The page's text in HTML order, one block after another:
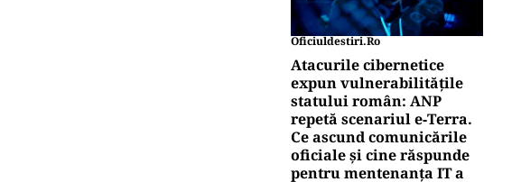
Oficiuldestiri.ro
Atacurile cibernetice
expun vulnerabilitățile
statului român: ANP
repetă scenariul e‑Terra.
Ce ascund comunicările
oficiale și cine răspunde
pentru mentenanța IT a